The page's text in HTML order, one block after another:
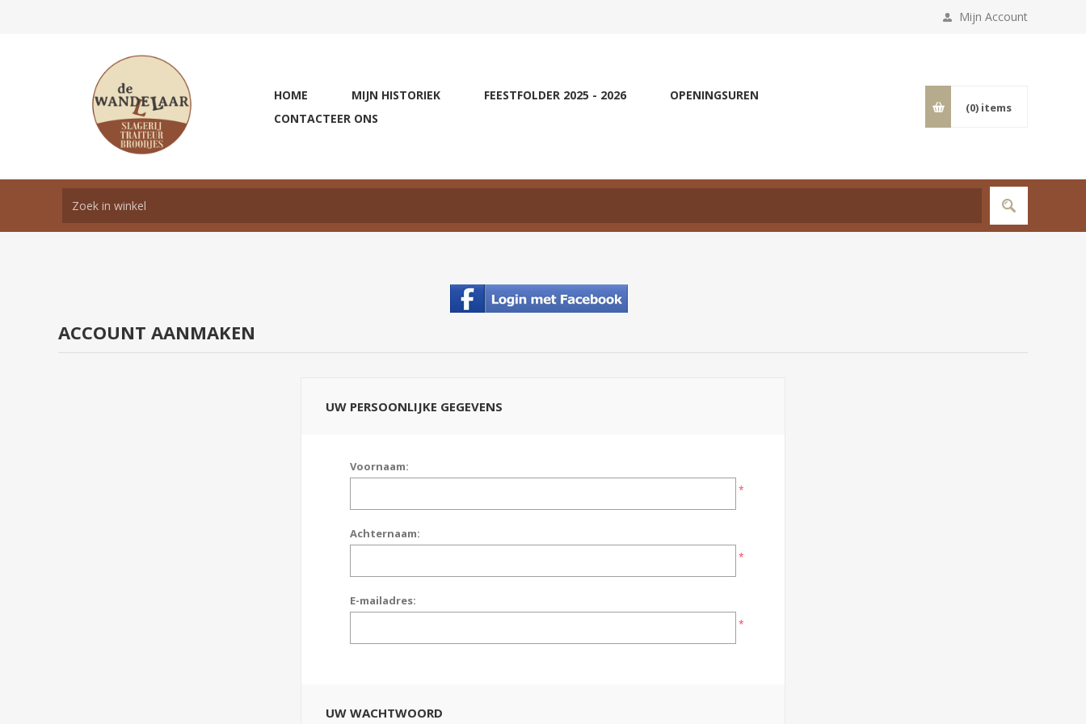
Mijn Account
HOME MIJN HISTORIEK FEESTFOLDER 2025 - 2026
OPENINGSUREN
CONTACTEER ONS
(0) items
ACCOUNT AANMAKEN
UW PERSOONLIJKE GEGEVENS
Voornaam:
*
Achternaam:
*
E-mailadres:
*
UW WACHTWOORD